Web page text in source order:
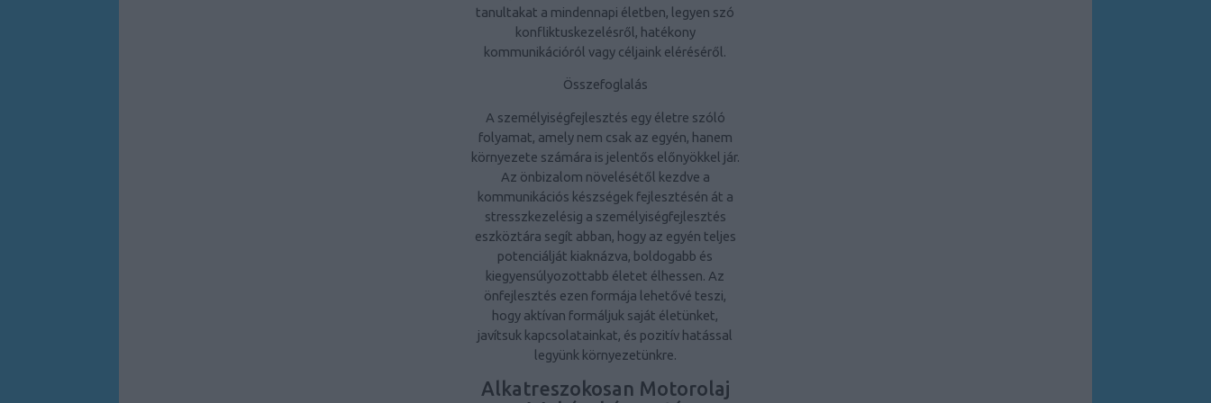
tanultakat a mindennapi életben, legyen szó
konfliktuskezelésről, hatékony
kommunikációról vagy céljaink eléréséről.
Összefoglalás
A személyiségfejlesztés egy életre szóló
folyamat, amely nem csak az egyén, hanem
környezete számára is jelentős előnyökkel jár.
Az önbizalom növelésétől kezdve a
kommunikációs készségek fejlesztésén át a
stresszkezelésig a személyiségfejlesztés
eszköztára segít abban, hogy az egyén teljes
potenciálját kiaknázva, boldogabb és
kiegyensúlyozottabb életet élhessen. Az
önfejlesztés ezen formája lehetővé teszi,
hogy aktívan formáljuk saját életünket,
javítsuk kapcsolatainkat, és pozitív hatással
legyünk környezetünkre.
Alkatreszokosan Motorolaj